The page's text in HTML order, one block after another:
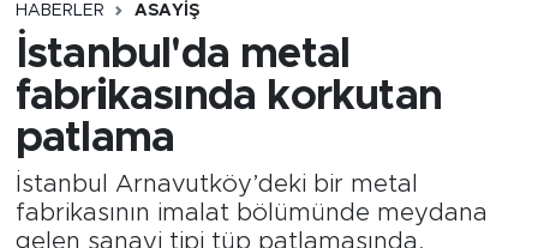
HABERLER ASAYIŞ
İstanbul'da metal
fabrikasında korkutan
patlama
İstanbul Arnavutköy’deki bir metal
fabrikasının imalat bölümünde meydana
gelen sanayi tipi tüp patlamasında,
Trafik Durumu
Süper Lig Puan Durumu ve Fikstür
Tüm Manşetler
Son Dakika Haberleri